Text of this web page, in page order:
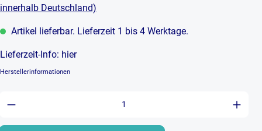
innerhalb Deutschland)
Artikel lieferbar. Lieferzeit 1 bis 4 Werktage.
Lieferzeit-Info: hier
Herstellerinformationen
Anzahl: Gib den gewünschten Wert